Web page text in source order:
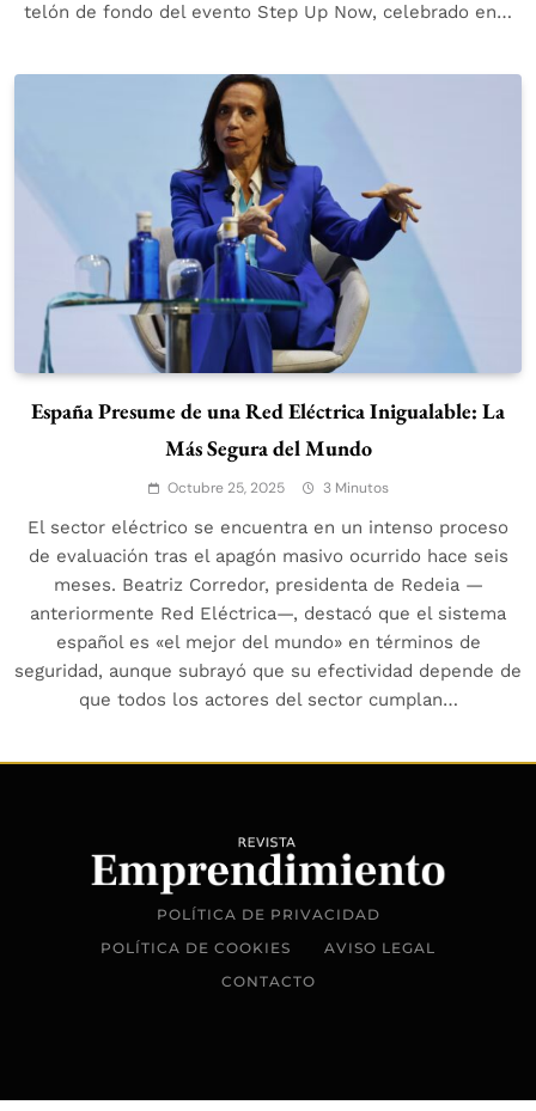
telón de fondo del evento Step Up Now, celebrado en…
España Presume de una Red Eléctrica Inigualable: La
Más Segura del Mundo
Octubre 25, 2025 3 Minutos
El sector eléctrico se encuentra en un intenso proceso
de evaluación tras el apagón masivo ocurrido hace seis
meses. Beatriz Corredor, presidenta de Redeia —
anteriormente Red Eléctrica—, destacó que el sistema
español es «el mejor del mundo» en términos de
seguridad, aunque subrayó que su efectividad depende de
que todos los actores del sector cumplan…
POLÍTICA DE PRIVACIDAD
POLÍTICA DE COOKIES
AVISO LEGAL
CONTACTO